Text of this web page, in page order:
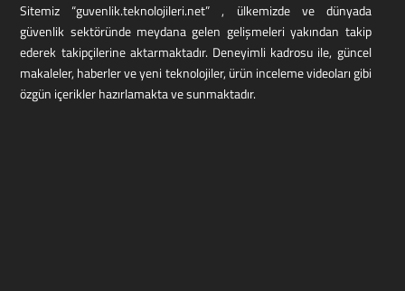
Sitemiz “guvenlik.teknolojileri.net” , ülkemizde ve dünyada
güvenlik sektöründe meydana gelen gelişmeleri yakından takip
ederek takipçilerine aktarmaktadır. Deneyimli kadrosu ile, güncel
makaleler, haberler ve yeni teknolojiler, ürün inceleme videoları gibi
özgün içerikler hazırlamakta ve sunmaktadır.